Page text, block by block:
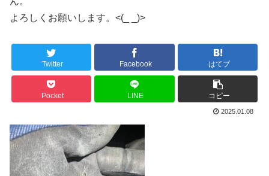
よろしくお願いします。<(_ _)>
Twitter Facebook はてブ
Pocket LINE コピー
2025.01.08